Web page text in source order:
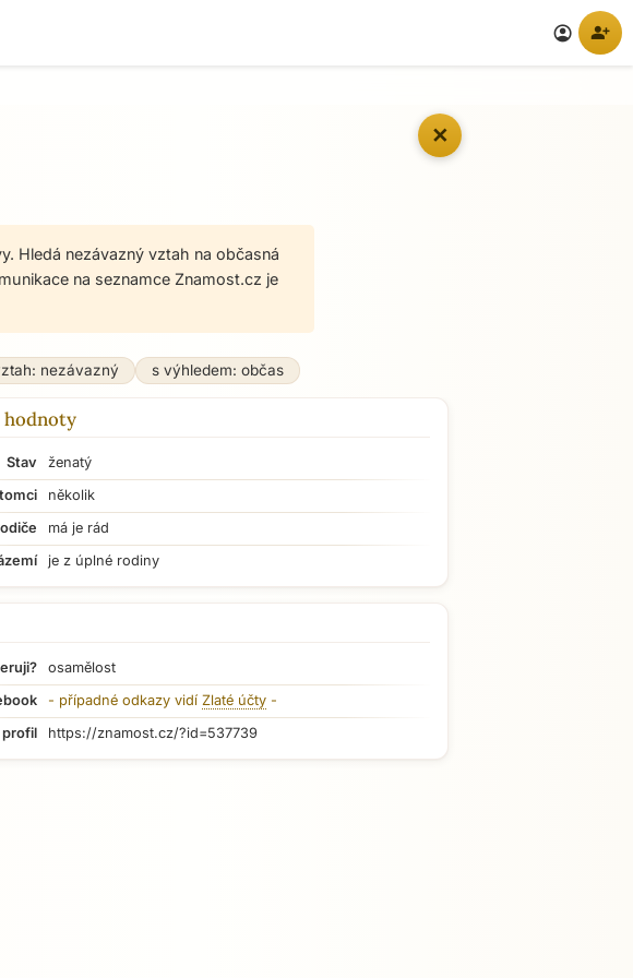
account_circle person_add
✕
Hledá nezávazný vztah na občasná
na seznamce Znamost.cz je
nezávazný s výhledem: občas
hodnoty
Stav
ženatý
několik
má je rád
je z úplné rodiny
osamělost
- případné odkazy vidí Zlaté účty -
profil
https://znamost.cz/?id=537739